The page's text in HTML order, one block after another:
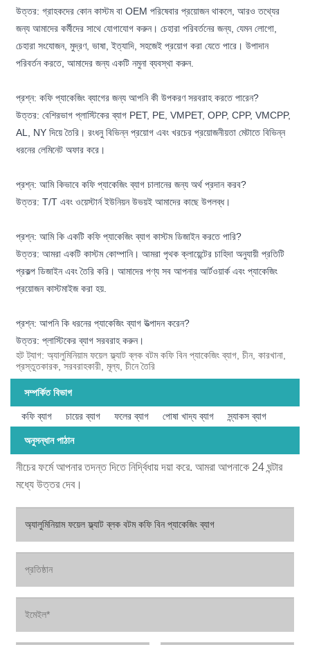
উত্তর: গ্রাহকদের কোন কাস্টম বা OEM পরিষেবার প্রয়োজন থাকলে, আরও তথ্যের
জন্য আমাদের কর্মীদের সাথে যোগাযোগ করুন। চেহারা পরিবর্তনের জন্য, যেমন লোগো,
চেহারা সংযোজন, মুদ্রণ, ভাষা, ইত্যাদি, সহজেই প্রয়োগ করা যেতে পারে। উপাদান
পরিবর্তন করতে, আমাদের জন্য একটি নমুনা ব্যবস্থা করুন.
প্রশ্ন: কফি প্যাকেজিং ব্যাগের জন্য আপনি কী উপকরণ সরবরাহ করতে পারেন?
উত্তর: বেশিরভাগ প্লাস্টিকের ব্যাগ PET, PE, VMPET, OPP, CPP, VMCPP,
AL, NY দিয়ে তৈরি। রংধনু বিভিন্ন প্রয়োগ এবং খরচের প্রয়োজনীয়তা মেটাতে বিভিন্ন
ধরনের লেমিনেট অফার করে।
প্রশ্ন: আমি কিভাবে কফি প্যাকেজিং ব্যাগ চালানের জন্য অর্থ প্রদান করব?
উত্তর: T/T এবং ওয়েস্টার্ন ইউনিয়ন উভয়ই আমাদের কাছে উপলব্ধ।
প্রশ্ন: আমি কি একটি কফি প্যাকেজিং ব্যাগ কাস্টম ডিজাইন করতে পারি?
উত্তর: আমরা একটি কাস্টম কোম্পানি। আমরা পৃথক ক্লায়েন্টের চাহিদা অনুযায়ী প্রতিটি
প্রকল্প ডিজাইন এবং তৈরি করি। আমাদের পণ্য সব আপনার আর্টওয়ার্ক এবং প্যাকেজিং
প্রয়োজন কাস্টমাইজ করা হয়.
প্রশ্ন: আপনি কি ধরনের প্যাকেজিং ব্যাগ উত্পাদন করেন?
উত্তর: প্লাস্টিকের ব্যাগ সরবরাহ করুন।
হট ট্যাগ: অ্যালুমিনিয়াম ফয়েল ফ্ল্যাট ব্লক বটম কফি বিন প্যাকেজিং ব্যাগ, চীন, কারখানা,
প্রস্তুতকারক, সরবরাহকারী, মূল্য, চীনে তৈরি
সম্পর্কিত বিভাগ
কফি ব্যাগ চায়ের ব্যাগ ফলের ব্যাগ পোষা খাদ্য ব্যাগ স্ন্যাকস ব্যাগ
অনুসন্ধান পাঠান
নীচের ফর্মে আপনার তদন্ত দিতে নির্দ্বিধায় দয়া করে. আমরা আপনাকে 24 ঘন্টার
মধ্যে উত্তর দেব।